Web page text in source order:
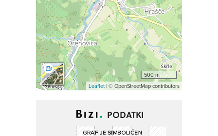
500 m
Leaflet| © OpenStreetMap contributors
PODATKI